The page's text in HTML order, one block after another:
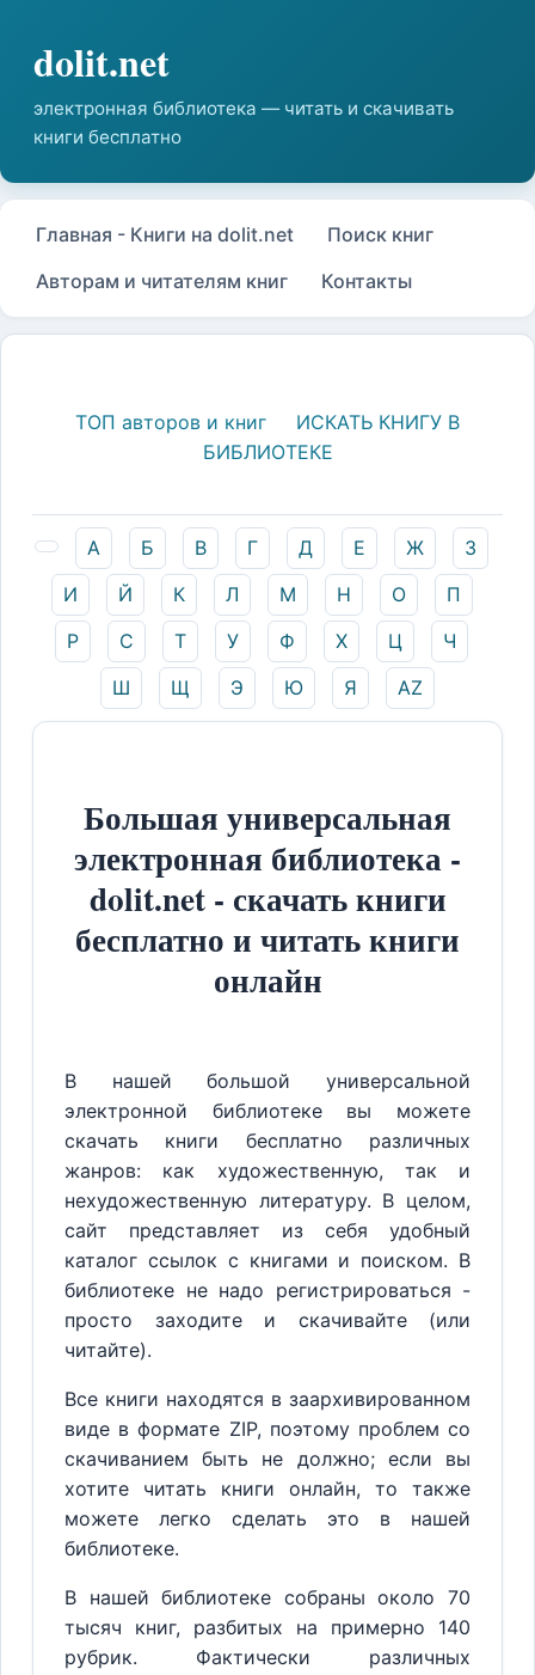
Главная - Книги на dolit.net
Поиск книг
Авторам и читателям книг
Контакты
ТОП авторов и книг
ИСКАТЬ КНИГУ В
БИБЛИОТЕКЕ
А Б В Г Д Е Ж
З
И
Й К Л М Н О
П
Р
С Т У Ф Х Ц
Ч
Ш
Щ Э Ю Я AZ
Большая универсальная
электронная библиотека -
dolit.net - скачать книги
бесплатно и читать книги
онлайн
В нашей большой универсальной
электронной библиотеке вы можете
скачать книги бесплатно различных
жанров: как художественную, так и
нехудожественную литературу. В целом,
сайт представляет из себя удобный
каталог ссылок с книгами и поиском. В
библиотеке не надо регистрироваться -
просто заходите и скачивайте (или
читайте).
Все книги находятся в заархивированном
виде в формате ZIP, поэтому проблем со
скачиванием быть не должно; если вы
хотите читать книги онлайн, то также
можете легко сделать это в нашей
библиотеке.
В нашей библиотеке собраны около 70
тысяч книг, разбитых на примерно 140
рубрик. Фактически различных